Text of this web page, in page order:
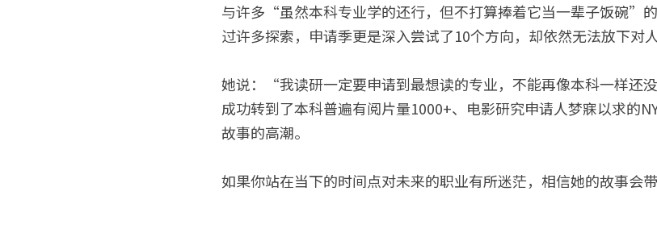
与许多“虽然本科专业学的还行，但不打算捧着它当一辈子饭碗”
过许多探索，申请季更是深入尝试了10个方向，却依然无法放下对
她说：“我读研一定要申请到最想读的专业，不能再像本科一样还
成功转到了本科普遍有阅片量1000+、电影研究申请人梦寐以求的
故事的高潮。
如果你站在当下的时间点对未来的职业有所迷茫，相信她的故事会